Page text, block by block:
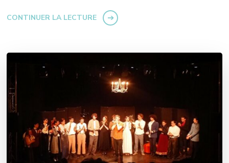
CONTINUER LA LECTURE